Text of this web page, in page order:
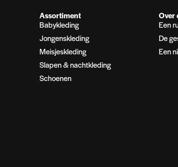
Assortiment
Babykleding
Jongenskleding
Meisjeskleding
Slapen & nachtkleding
Schoenen
Over
Een
De
Een